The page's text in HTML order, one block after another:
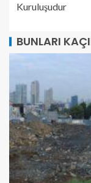
Kuruluşudur
BUNLARI